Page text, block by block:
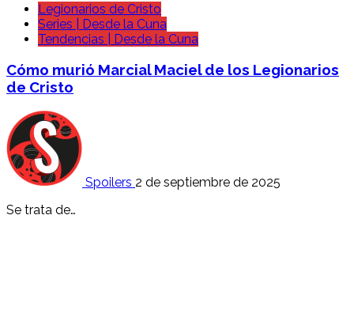
Legionarios de Cristo
Series | Desde la Cuna
Tendencias | Desde la Cuna
Cómo murió Marcial Maciel de los Legionarios
de Cristo
Spoilers 2 de septiembre de 2025
Se trata de…